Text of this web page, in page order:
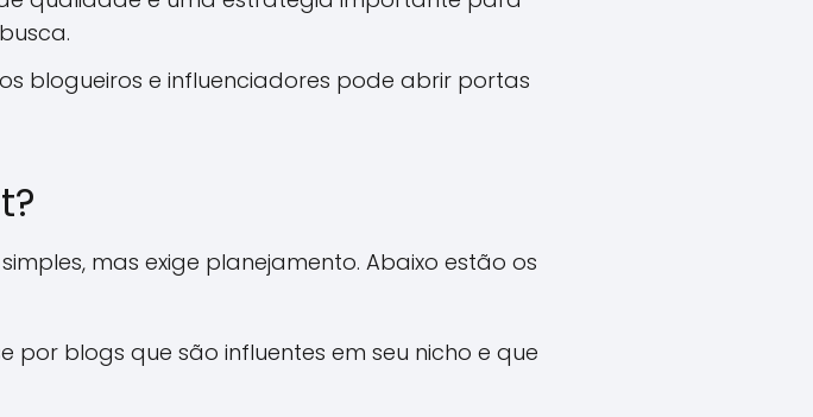
blogueiros e influenciadores pode abrir portas
mas exige planejamento. Abaixo estão os
por blogs que são influentes em seu nicho e que